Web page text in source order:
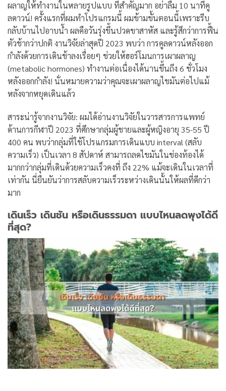
ผลาญให้ทำงานในหลายรูปแบบ ที่สำคัญมาก อย่าลืม 10 นาทีคู
ลดาวน์! ครั้งแรกที่ผมทำโปรแกรมนี้ ผมข้ามขั้นตอนนี้เพราะรีบ
กลับบ้านไปอาบน้ำ ผลคือวันรุ่งขึ้นปวดขาสาหัส และรู้สึกว่าการฟื้น
ตัวช้ากว่าปกติ งานวิจัยล่าสุดปี 2023 พบว่า การคูลดาวน์หลังออก
กำลังด้วยการเดินช้าลงเรื่อยๆ ช่วยให้ฮอร์โมนการเผาผลาญ
(metabolic hormones) ทำงานต่อเนื่องได้นานขึ้นถึง 6 ชั่วโมง
หลังออกกำลัง! นั่นหมายความว่าคุณจะเผาผลาญไขมันต่อไปแม้
หลังจากหยุดเดินแล้ว
สาระน่ารู้จากงานวิจัย: ผมได้อ่านงานวิจัยในวารสารการแพทย์
ด้านการกีฬาปี 2023 ที่ศึกษากลุ่มผู้ชายและผู้หญิงอายุ 35-55 ปี
400 คน พบว่ากลุ่มที่ใช้โปรแกรมการเดินแบบ interval (สลับ
ความเร็ว) เป็นเวลา 8 สัปดาห์ สามารถลดไขมันในช่องท้องได้
มากกว่ากลุ่มที่เดินด้วยความเร็วคงที่ ถึง 22% แม้จะเดินในเวลาที่
เท่ากัน นี่ยืนยันว่าการสลับความเร็วระหว่างเดินนั้นให้ผลที่ดีกว่า
มาก
เดินเร็ว เดินชัน หรือเดินธรรมดา แบบไหนลดพุงได้ดี
ที่สุด?